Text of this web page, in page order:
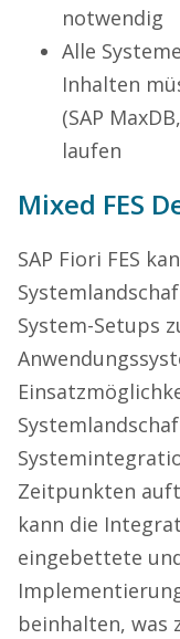
notwendig
Alle
Inhalten
(SAP
laufen
Mixed FES
SAP Fiori FES
System-Setups
Zeitpunkten
kann die
eingebettete
beinhalten, was